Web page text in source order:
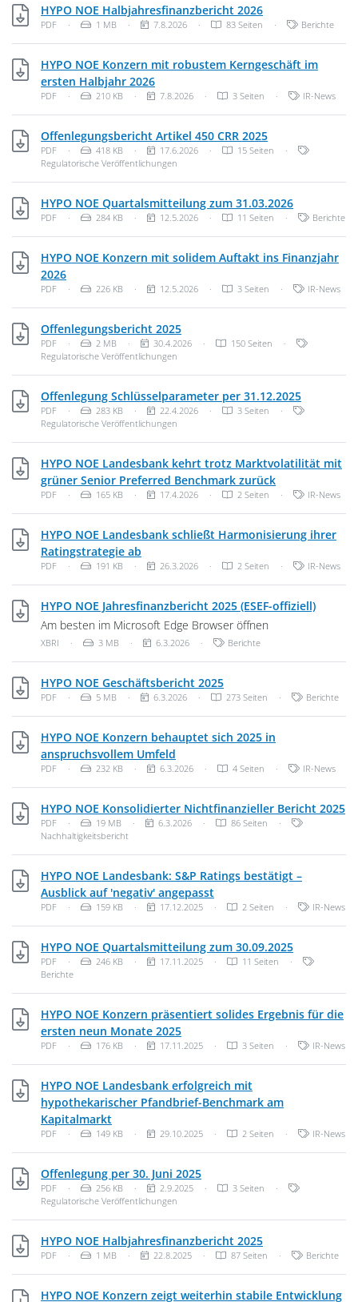
HYPO NOE Halbjahresfinanzbericht 2026PDF, 1 MB
Dateityp: PDF-Dokument
PDF · Dateigröße:
1 MB · Veröffentlichungsdatum:
7.8.2026 · 83 Seiten · Kategorien:
Berichte
HYPO NOE Konzern mit robustem Kerngeschäft im
ersten Halbjahr 2026PDF, 210 KB
Dateityp: PDF-Dokument
PDF · Dateigröße:
210 KB · Veröffentlichungsdatum:
7.8.2026 · 3 Seiten · Kategorien:
IR-News
Offenlegungsbericht Artikel 450 CRR 2025PDF, 418 KB
Dateityp: PDF-Dokument
PDF · Dateigröße:
418 KB · Veröffentlichungsdatum:
17.6.2026 · 15 Seiten ·
Regulatorische Veröffentlichungen
HYPO NOE Quartalsmitteilung zum 31.03.2026PDF, 284 KB
Dateityp: PDF-Dokument
PDF · Dateigröße:
284 KB · Veröffentlichungsdatum:
12.5.2026 · 11 Seiten · Kategorien:
Berichte
HYPO NOE Konzern mit solidem Auftakt ins Finanzjahr
2026PDF, 226 KB
Dateityp: PDF-Dokument
PDF · Dateigröße:
226 KB · Veröffentlichungsdatum:
12.5.2026 · 3 Seiten · Kategorien:
IR-News
Offenlegungsbericht 2025PDF, 2 MB
Dateityp: PDF-Dokument
PDF · Dateigröße:
2 MB · Veröffentlichungsdatum:
30.4.2026 · 150 Seiten ·
Regulatorische Veröffentlichungen
Offenlegung Schlüsselparameter per 31.12.2025PDF, 283
Dateityp: PDF-Dokument
PDF · Dateigröße:
283 KB · Veröffentlichungsdatum:
22.4.2026 · 3 Seiten ·
Regulatorische Veröffentlichungen
HYPO NOE Landesbank kehrt trotz Marktvolatilität mit
grüner Senior Preferred Benchmark zurückPDF, 165 KB
Dateityp: PDF-Dokument
PDF · Dateigröße:
165 KB · Veröffentlichungsdatum:
17.4.2026 · 2 Seiten · Kategorien:
IR-News
HYPO NOE Landesbank schließt Harmonisierung ihrer
Ratingstrategie ab
Dateityp: PDF-Dokument
PDF · Dateigröße:
191 KB · Veröffentlichungsdatum:
26.3.2026 · 2 Seiten · Kategorien:
IR-News
HYPO NOE Jahresfinanzbericht 2025 (ESEF-offiziell)XBRI, 3
Am besten im Microsoft Edge Browser öffnen
Dateityp: Unbekannter Dateityp
XBRI · Dateigröße:
3 MB · Veröffentlichungsdatum:
6.3.2026 · Kategorien:
Berichte
HYPO NOE Geschäftsbericht 2025PDF, 5 MB
Dateityp: PDF-Dokument
PDF · Dateigröße:
5 MB · Veröffentlichungsdatum:
6.3.2026 · 273 Seiten · Kategorien:
Berichte
HYPO NOE Konzern behauptet sich 2025 in
anspruchsvollem Umfeld
Dateityp: PDF-Dokument
PDF · Dateigröße:
232 KB · Veröffentlichungsdatum:
6.3.2026 · 4 Seiten · Kategorien:
IR-News
HYPO NOE Konsolidierter Nichtfinanzieller Bericht 2025
Dateityp: PDF-Dokument
PDF · Dateigröße:
19 MB · Veröffentlichungsdatum:
6.3.2026 · 86 Seiten ·
Nachhaltigkeitsbericht
HYPO NOE Landesbank: S&P Ratings bestätigt –
Ausblick auf 'negativ' angepasst
Dateityp: PDF-Dokument
PDF · Dateigröße:
159 KB · Veröffentlichungsdatum:
17.12.2025 · 2 Seiten · Kategorien:
IR-News
HYPO NOE Quartalsmitteilung zum 30.09.2025PDF, 246 KB
Dateityp: PDF-Dokument
PDF · Dateigröße:
246 KB · Veröffentlichungsdatum:
17.11.2025 · 11 Seiten ·
Berichte
HYPO NOE Konzern präsentiert solides Ergebnis für die
ersten neun Monate 2025PDF, 176 KB
Dateityp: PDF-Dokument
PDF · Dateigröße:
176 KB · Veröffentlichungsdatum:
17.11.2025 · 3 Seiten · Kategorien:
IR-News
HYPO NOE Landesbank erfolgreich mit
hypothekarischer Pfandbrief-Benchmark am
Kapitalmarkt
Dateityp: PDF-Dokument
PDF · Dateigröße:
149 KB · Veröffentlichungsdatum:
29.10.2025 · 2 Seiten · Kategorien:
IR-News
Offenlegung per 30. Juni 2025PDF, 256 KB
Dateityp: PDF-Dokument
PDF · Dateigröße:
256 KB · Veröffentlichungsdatum:
2.9.2025 · 3 Seiten ·
Regulatorische Veröffentlichungen
HYPO NOE Halbjahresfinanzbericht 2025PDF, 1 MB
Dateityp: PDF-Dokument
PDF · Dateigröße:
1 MB · Veröffentlichungsdatum:
22.8.2025 · 87 Seiten · Kategorien:
Berichte
HYPO NOE Konzern zeigt weiterhin stabile Entwicklung